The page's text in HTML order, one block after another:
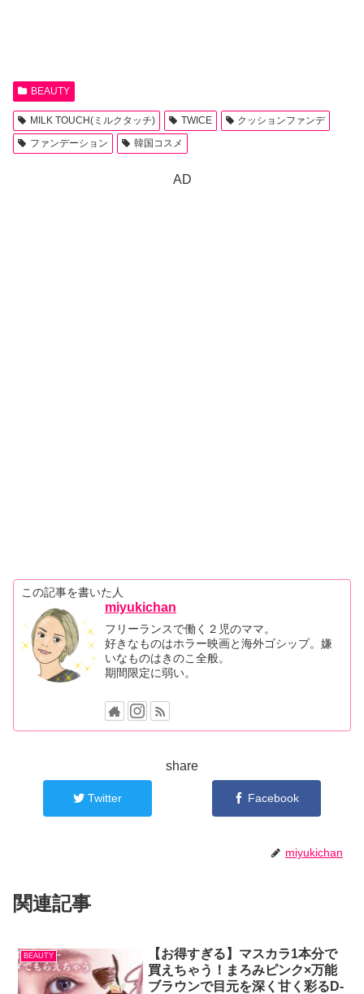
BEAUTY
MILK TOUCH(ミルクタッチ) TWICE
クッションファンデ
ファンデーション
韓国コスメ
AD
この記事を書いた人
miyukichan
フリーランスで働く２児のママ。
好きなものはホラー映画と海外ゴシップ。嫌
いなものはきのこ全般。
期間限定に弱い。
share
Twitter Facebook
miyukichan
関連記事
BEAUTY
【お得すぎる】マスカラ1本分で
買えちゃう！まろみピンク×万能
ブラウンで目元を深く甘く彩るD-